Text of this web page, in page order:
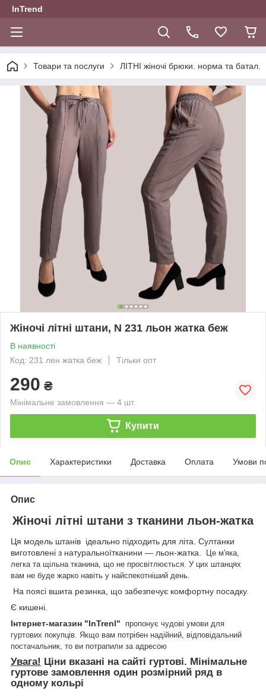
InTrend
Товари та послуги ЛІТНІ жіночі брюки. норма та батал.
Жіночі літні штани, N 231 льон жатка беж
В наявності
Код: 231 лен жатка беж
Тільки опт
290 ₴
Мінімальне замовлення — 4 шт.
Купити
Опис Характеристики Доставка Оплата Умови
Опис
Жіночі літні штани з тканини льон-жатка
Ця модель штанів ідеально підходить для літа. Султанки
виготовлені з натуральноїтканини — льон-жатка.
Це м'яка,
легка та щільна тканина, що не просвітлюється. У цих штанцях
вам не буде жарко навіть у найспекотніший день.
На поясі вшита резинка, що забезпечує комфортну посадку.
Є кишені.
Інтернет-магазин "InTrenl"
пропонує чудові умови для
гуртових покупців. Якщо вам потрібен надійний, відповідальний
постачальник, то ви потрапили за адресою
Увага! Ціни вказані на сайті гуртові. Мінімальне
гуртове замовлення один розмірний ряд в
одному кольрі